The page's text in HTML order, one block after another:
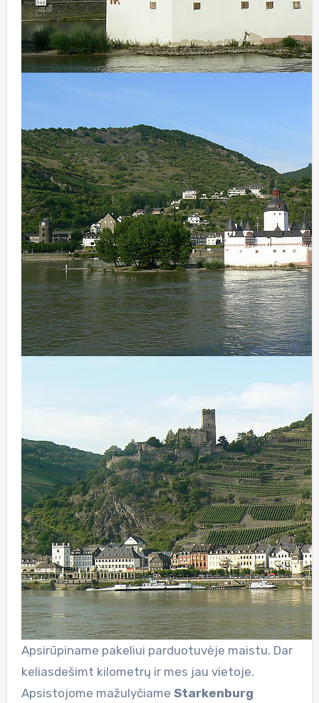
Apsirūpiname pakeliui parduotuvėje maistu. Dar
keliasdešimt kilometrų ir mes jau vietoje.
Apsistojome mažulyčiame Starkenburg